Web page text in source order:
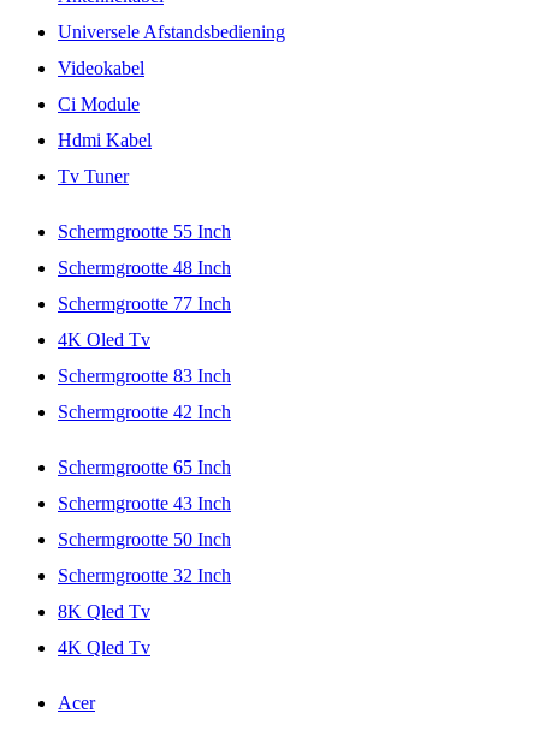
Universele Afstandsbediening
Videokabel
Ci Module
Hdmi Kabel
Tv Tuner
Schermgrootte 55 Inch
Schermgrootte 48 Inch
Schermgrootte 77 Inch
4K Oled Tv
Schermgrootte 83 Inch
Schermgrootte 42 Inch
Schermgrootte 65 Inch
Schermgrootte 43 Inch
Schermgrootte 50 Inch
Schermgrootte 32 Inch
8K Qled Tv
4K Qled Tv
Acer